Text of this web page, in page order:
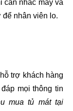
cần nhấc máy và
để nhân viên lo.
trợ khách hàng
mọi thông tin
mua tủ mát tại